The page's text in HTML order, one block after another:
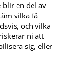
blir en del av
vilka få
och vilka
ni att
sig, eller